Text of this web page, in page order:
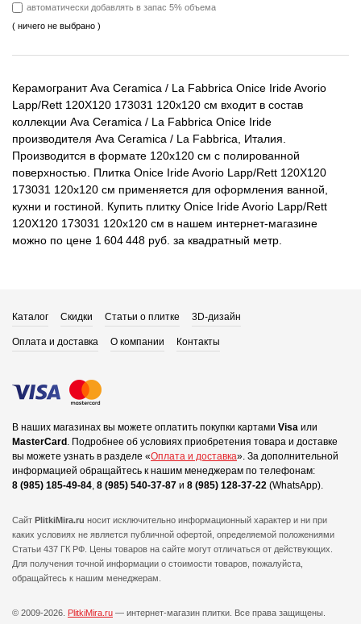
автоматически добавлять в запас 5% объема
( ничего не выбрано )
Керамогранит Ava Ceramica / La Fabbrica Onice Iride Avorio
Lapp/Rett 120X120 173031 120x120 см входит в состав
коллекции Ava Ceramica / La Fabbrica Onice Iride
производителя Ava Ceramica / La Fabbrica, Италия.
Производится в формате 120x120 см с полированной
поверхностью. Плитка Onice Iride Avorio Lapp/Rett 120X120
173031 120x120 см применяется для оформления ванной,
кухни и гостиной. Купить плитку Onice Iride Avorio Lapp/Rett
120X120 173031 120x120 см в нашем интернет-магазине
можно по цене 1 604 448 руб. за квадратный метр.
Каталог Скидки Статьи о плитке 3D-дизайн
Оплата и доставка О компании Контакты
В наших магазинах вы можете оплатить покупки картами Visa или
MasterCard . Подробнее об условиях приобретения товара и доставке
вы можете узнать в разделе «Оплата и доставка». За дополнительной
информацией обращайтесь к нашим менеджерам по телефонам:
8 (985) 185-49-84, 8 (985) 540-37-87 и 8 (985) 128-37-22 (WhatsApp).
Сайт PlitkiMira.ru носит исключительно информационный характер и ни при
каких условиях не является публичной офертой, определяемой положениями
Статьи 437 ГК РФ. Цены товаров на сайте могут отличаться от действующих.
Для получения точной информации о стоимости товаров, пожалуйста,
обращайтесь к нашим менеджерам.
© 2009-2026. PlitkiMira.ru — интернет-магазин плитки. Все права защищены.